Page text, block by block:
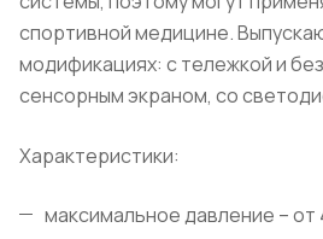
спортивной медицине.
модификациях: с тележкой и
сенсорным экраном, со
Характеристики:
максимальное давление – от